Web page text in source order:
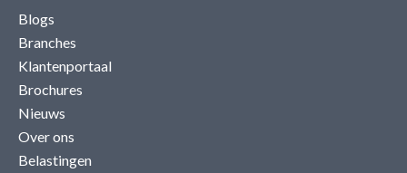
Blogs
Branches
Klantenportaal
Brochures
Nieuws
Over ons
Belastingen